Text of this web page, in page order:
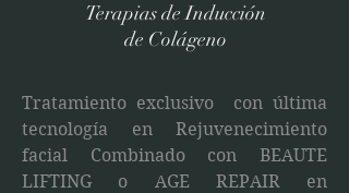
Terapias de Inducción
de Colágeno
Tratamiento exclusivo con última
tecnología en Rejuvenecimiento
facial Combinado con BEAUTE
LIFTING o AGE REPAIR en